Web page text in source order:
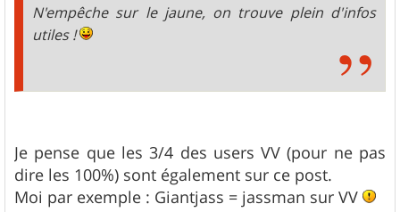
N'empêche sur le jaune, on trouve plein d'infos
utiles !
Je pense que les 3/4 des users VV (pour ne pas
dire les 100%) sont également sur ce post.
Moi par exemple : Giantjass = jassman sur VV